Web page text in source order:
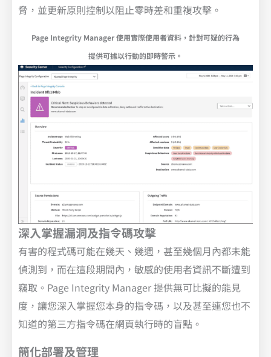
脅，並更新原則控制以阻止零時差和重複攻擊。
Page Integrity Manager 使用實際使用者資料，針對可疑的行為
提供可據以行動的即時警示。
深入掌握漏洞及指令碼攻擊
有害的程式碼可能在幾天、幾週，甚至幾個月內都未能
偵測到，而在這段期間內，敏感的使用者資訊不斷遭到
竊取。Page Integrity Manager 提供無可比擬的能見
度，讓您深入掌握您本身的指令碼，以及甚至連您也不
知道的第三方指令碼在網頁執行時的盲點。
簡化部署及管理